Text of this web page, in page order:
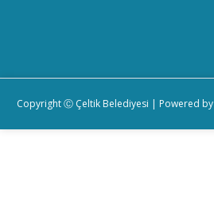
Copyright Ⓒ Çeltik Belediyesi | Powered by